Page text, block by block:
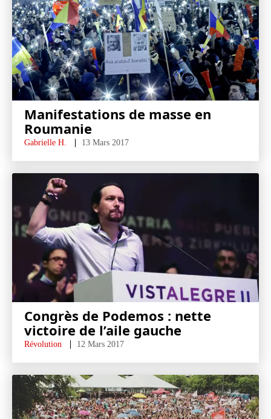
Manifestations de masse en
Roumanie
Gabrielle H. 13 Mars 2017
Congrès de Podemos : nette
victoire de l’aile gauche
Révolution 12 Mars 2017